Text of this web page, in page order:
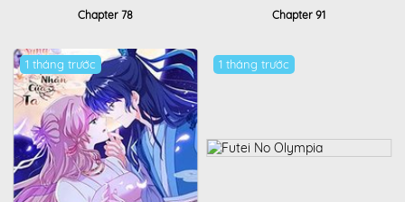
Chapter 78 Chapter 91
1 tháng trước 1 tháng trước